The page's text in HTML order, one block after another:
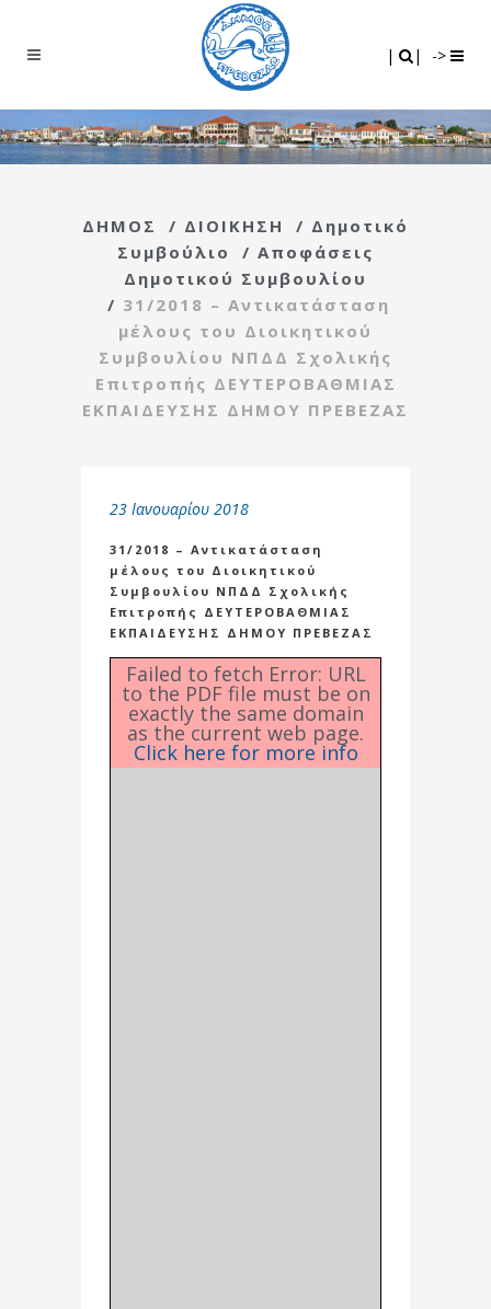
| | ->
ΔΗΜΟΣ / ΔΙΟΙΚΗΣΗ / Δημοτικό
Συμβούλιο
/ Αποφάσεις
Δημοτικού Συμβουλίου
/ 31/2018 – Αντικατάσταση
μέλους του Διοικητικού
Συμβουλίου ΝΠΔΔ Σχολικής
Επιτροπής ΔΕΥΤΕΡΟΒΑΘΜΙΑΣ
ΕΚΠΑΙΔΕΥΣΗΣ ΔΗΜΟΥ ΠΡΕΒΕΖΑΣ
23 Ιανουαρίου 2018
31/2018 – Αντικατάσταση
μέλους του Διοικητικού
Συμβουλίου ΝΠΔΔ Σχολικής
Επιτροπής ΔΕΥΤΕΡΟΒΑΘΜΙΑΣ
ΕΚΠΑΙΔΕΥΣΗΣ ΔΗΜΟΥ ΠΡΕΒΕΖΑΣ
Failed to fetch Error: URL
to the PDF file must be on
exactly the same domain
as the current web page.
Click here for more info